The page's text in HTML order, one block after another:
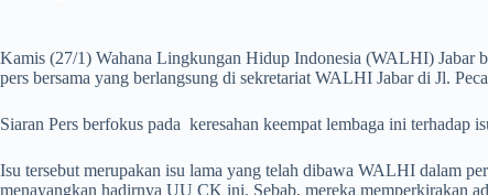
Kamis (27/1) Wahana Lingkungan Hidup Indonesia (WALHI) Jabar
pers bersama yang berlangsung di sekretariat WALHI Jabar di Jl.
Siaran Pers berfokus pada keresahan keempat lembaga ini
Isu tersebut merupakan isu lama yang telah dibawa WALHI dalam
menayangkan hadirnya UU CK ini. Sebab, mereka memperkirakan